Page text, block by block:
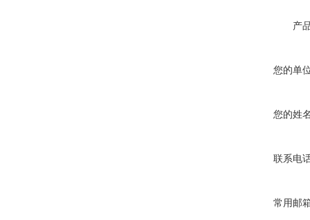
产
您的单
您的姓
联系电
常用邮